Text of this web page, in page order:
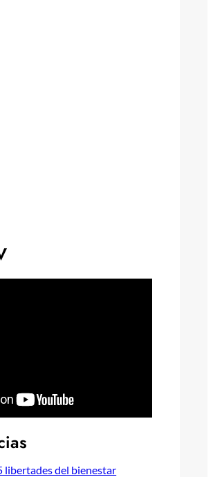
libertades del bienestar